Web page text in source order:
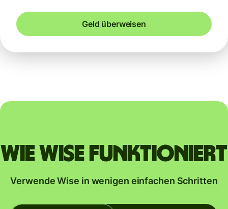
Geld überweisen
Wie Wise funktioniert
Verwende Wise in wenigen einfachen Schritten